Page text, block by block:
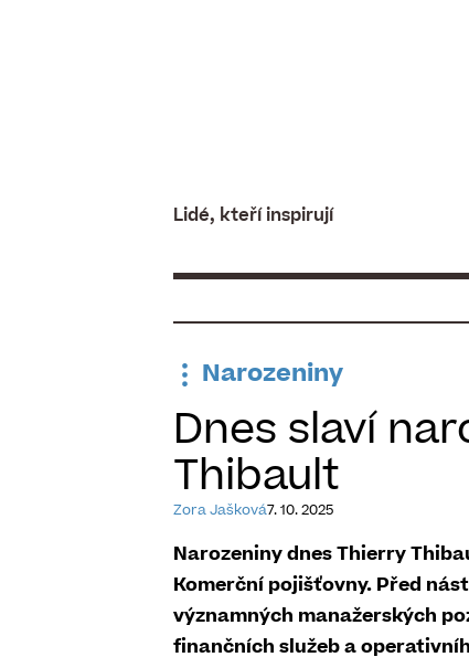
Lidé, kteří inspirují
Narozeniny
Dnes slaví
Thibault
Zora Jašková7. 10. 2025
Narozeniny dnes Thierry
Komerční pojišťovny. Před
významných manažerských
finančních služeb a